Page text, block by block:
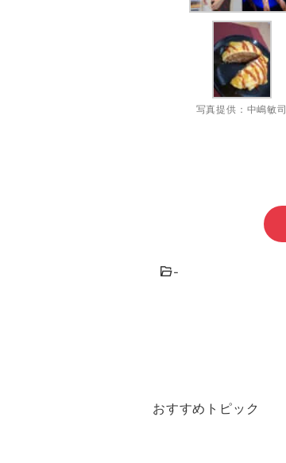
写真提供：中嶋敏司
-
おすすめトピック